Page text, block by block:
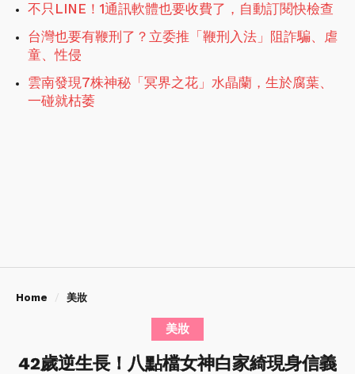
不只LINE！1通訊軟體也要收費了，自動訂閱快檢查
台灣也要有鞭刑了？立委推「鞭刑入法」阻詐騙、虐
童、性侵
雲南發現7株神秘「冥界之花」水晶蘭，生於腐葉、
一碰就枯萎
Home 美妝
美妝
42歲逆生長！八點檔女神白家綺現身信義